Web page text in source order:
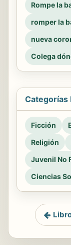
Rompe la
romper la
nueva
Colega
Categorías
Ficción
Religión
Juvenil No
Ciencias